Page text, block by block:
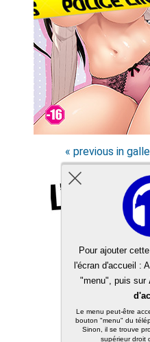
« previous in